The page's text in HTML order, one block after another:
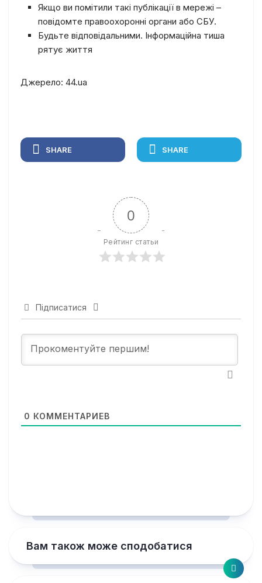
Якщо ви помітили такі публікації в мережі –
повідомте правоохоронні органи або СБУ.
Будьте відповідальними. Інформаційна тиша
рятує життя
Джерело: 44.ua
SHARE SHARE
0
Рейтинг статьи
Підписатися
0 КОММЕНТАРИЕВ
Вам також може сподобатися